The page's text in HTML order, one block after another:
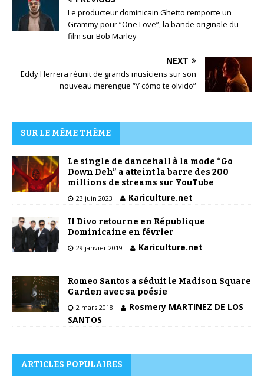
Le producteur dominicain Ghetto remporte un
Grammy pour “One Love”, la bande originale du
film sur Bob Marley
NEXT
Eddy Herrera réunit de grands musiciens sur son
nouveau merengue “Y cómo te olvido”
SUR LE MÊME THÈME
Le single de dancehall à la mode “Go
Down Deh” a atteint la barre des 200
millions de streams sur YouTube
23 juin 2023 Kariculture.net
Il Divo retourne en République
Dominicaine en février
29 janvier 2019 Kariculture.net
Romeo Santos a séduit le Madison Square
Garden avec sa poésie
2 mars 2018
Rosmery MARTINEZ DE LOS
SANTOS
ARTICLES POPULAIRES